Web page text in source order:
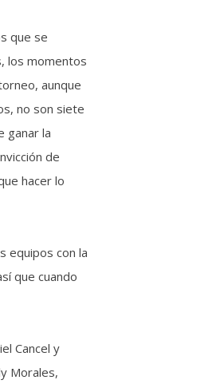
que se
los momentos
aunque
no son siete
ganar la
de
hacer lo
equipos con la
que cuando
Cancel y
Morales,